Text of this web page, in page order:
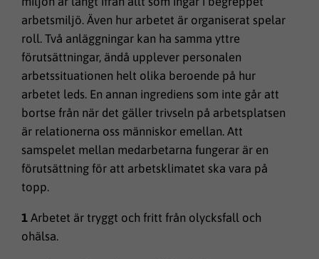
arbetsmiljö. Även hur arbetet är organiserat spelar
roll. Två anläggningar kan ha samma yttre
förutsättningar, ändå upplever personalen
arbetssituationen helt olika beroende på hur
arbetet leds. En annan ingrediens som inte går att
bortse från när det gäller trivseln på arbetsplatsen
är relationerna oss människor emellan. Att
samspelet mellan medarbetarna fungerar är en
förutsättning för att arbetsklimatet ska vara på
topp.
1 Arbetet är tryggt och fritt från olycksfall och
ohälsa.